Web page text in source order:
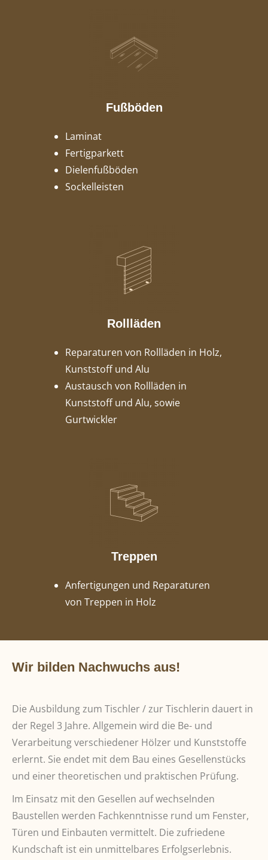
Fußböden
Laminat
Fertigparkett
Dielenfußböden
Sockelleisten
Rollläden
Reparaturen von Rollläden in Holz,
Kunststoff und Alu
Austausch von Rollläden in
Kunststoff und Alu, sowie
Gurtwickler
Treppen
Anfertigungen und Reparaturen
von Treppen in Holz
Wir bilden Nachwuchs aus!
Die Ausbildung zum Tischler / zur Tischlerin dauert in
der Regel 3 Jahre. Allgemein wird die Be- und
Verarbeitung verschiedener Hölzer und Kunststoffe
erlernt. Sie endet mit dem Bau eines Gesellenstücks
und einer theoretischen und praktischen Prüfung.
Im Einsatz mit den Gesellen auf wechselnden
Baustellen werden Fachkenntnisse rund um Fenster,
Türen und Einbauten vermittelt. Die zufriedene
Kundschaft ist ein unmittelbares Erfolgserlebnis.